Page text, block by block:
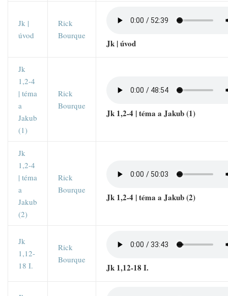
Jk |
úvod
Rick
Bourque
Jk | úvod
Jk
1,2-4
| téma
a
Jakub
(1)
Rick
Bourque
Jk 1,2-4 | téma a Jakub (1)
Jk
1,2-4
| téma
a
Jakub
(2)
Rick
Bourque
Jk 1,2-4 | téma a Jakub (2)
Jk
1,12-
18 I.
Rick
Bourque
Jk 1,12-18 I.